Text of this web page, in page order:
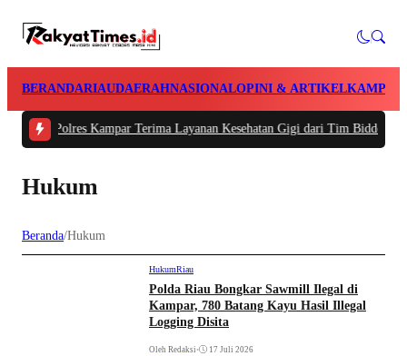
BERANDARIAUDAERAHNASIONALOPINI & ARTIKELKAMPAR
Polres Kampar Terima Layanan Kesehatan Gigi dari Tim Biddokkes
Hukum
Beranda/Hukum
HukumRiau
Polda Riau Bongkar Sawmill Ilegal di
Kampar, 780 Batang Kayu Hasil Illegal
Logging Disita
Oleh Redaksi • 17 Juli 2026